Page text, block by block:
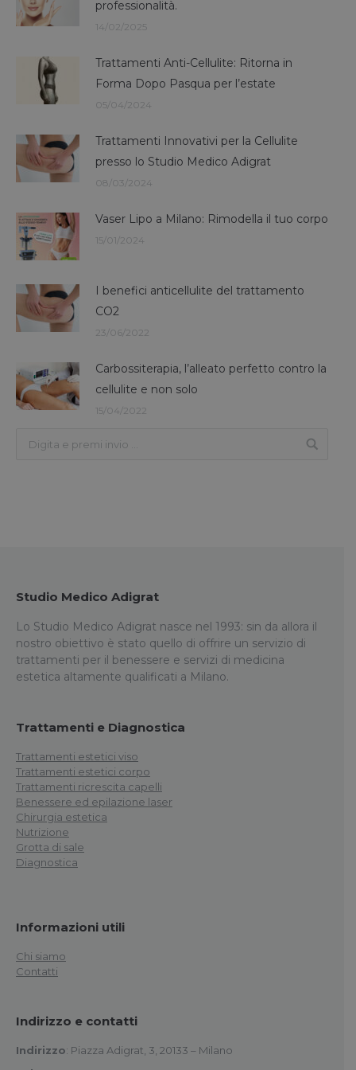
professionalità.
14/02/2025
Trattamenti Anti-Cellulite: Ritorna in
Forma Dopo Pasqua per l’estate
05/04/2024
Trattamenti Innovativi per la Cellulite
presso lo Studio Medico Adigrat
08/03/2024
Vaser Lipo a Milano: Rimodella il tuo corpo
15/01/2024
I benefici anticellulite del trattamento
CO2
23/06/2022
Carbossiterapia, l’alleato perfetto contro la
cellulite e non solo
15/04/2022
Studio Medico Adigrat
Lo Studio Medico Adigrat nasce nel 1993: sin da allora il
nostro obiettivo è stato quello di offrire un servizio di
trattamenti per il benessere e servizi di medicina
estetica altamente qualificati a Milano.
Trattamenti e Diagnostica
Trattamenti estetici viso
Trattamenti estetici corpo
Trattamenti ricrescita capelli
Benessere ed epilazione laser
Chirurgia estetica
Nutrizione
Grotta di sale
Diagnostica
Informazioni utili
Chi siamo
Contatti
Indirizzo e contatti
Indirizzo: Piazza Adigrat, 3, 20133 – Milano